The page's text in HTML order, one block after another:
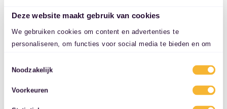
Deze website maakt gebruik van cookies
We gebruiken cookies om content en advertenties te
personaliseren, om functies voor social media te bieden en om
uw gebruik van onze site met onze partners voor social media,
combineren met andere informatie die u aan ze heeft verstrekt
of die ze hebben verzameld op basis van uw gebruik van hun
Toestemmingsselectie
Noodzakelijk
Voorkeuren
Ford Focus